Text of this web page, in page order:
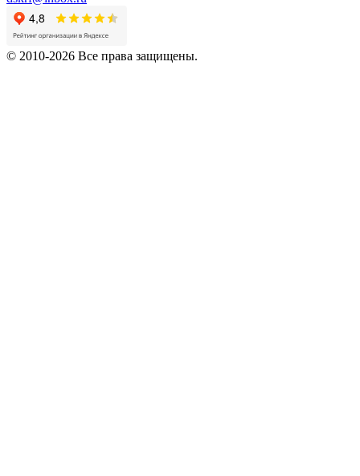
© 2010-2026 Все права защищены.